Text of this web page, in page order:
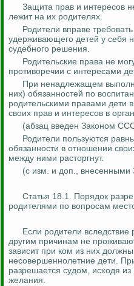
Защита прав и интересов
лежит на их родителях.
Родители вправе
удерживающего детей у себя
судебного решения.
Родительские права не
противоречии с интересами
При ненадлежащем
них) обязанностей по
родительскими правами дети
своих прав и интересов в
(абзац введен Законом
Родители пользуются
обязанности в отношении
между ними расторгнут.
(с изм. и доп., внесенными
Статья 18.1. Порядок
родителями по вопросам
Если родители
другим причинам не
зависит при ком из них должны
несовершеннолетние дети.
разрешается судом, исходя
желания.